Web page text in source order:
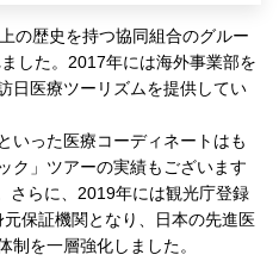
の歴史を持つ協同組合のグルー
した。2017年には海外事業部を
日医療ツーリズムを提供してい
いった医療コーディネートはも
ク」ツアーの実績もございます
さらに、2019年には観光庁登録
元保証機関となり、日本の先進医
制を一層強化しました。